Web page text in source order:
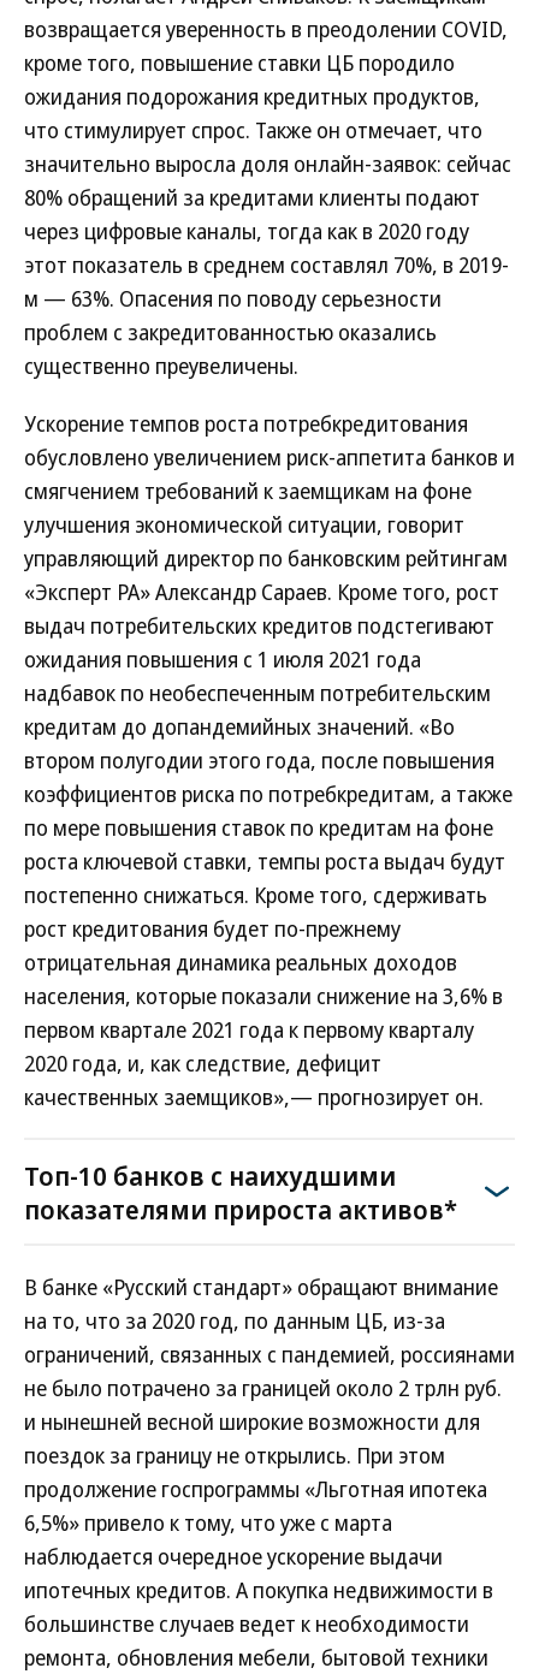
возвращается уверенность в преодолении COVID,
кроме того, повышение ставки ЦБ породило
ожидания подорожания кредитных продуктов,
что стимулирует спрос. Также он отмечает, что
значительно выросла доля онлайн-заявок: сейчас
80% обращений за кредитами клиенты подают
через цифровые каналы, тогда как в 2020 году
этот показатель в среднем составлял 70%, в 2019-
м — 63%. Опасения по поводу серьезности
проблем с закредитованностью оказались
существенно преувеличены.
Ускорение темпов роста потребкредитования
обусловлено увеличением риск-аппетита банков и
смягчением требований к заемщикам на фоне
улучшения экономической ситуации, говорит
управляющий директор по банковским рейтингам
«Эксперт РА» Александр Сараев. Кроме того, рост
выдач потребительских кредитов подстегивают
ожидания повышения с 1 июля 2021 года
надбавок по необеспеченным потребительским
кредитам до допандемийных значений. «Во
втором полугодии этого года, после повышения
коэффициентов риска по потребкредитам, а также
по мере повышения ставок по кредитам на фоне
роста ключевой ставки, темпы роста выдач будут
постепенно снижаться. Кроме того, сдерживать
рост кредитования будет по-прежнему
отрицательная динамика реальных доходов
населения, которые показали снижение на 3,6% в
первом квартале 2021 года к первому кварталу
2020 года, и, как следствие, дефицит
качественных заемщиков»,— прогнозирует он.
Топ-10 банков с наихудшими
показателями прироста активов*
В банке «Русский стандарт» обращают внимание
на то, что за 2020 год, по данным ЦБ, из-за
ограничений, связанных с пандемией, россиянами
не было потрачено за границей около 2 трлн руб.
и нынешней весной широкие возможности для
поездок за границу не открылись. При этом
продолжение госпрограммы «Льготная ипотека
6,5%» привело к тому, что уже с марта
наблюдается очередное ускорение выдачи
ипотечных кредитов. А покупка недвижимости в
большинстве случаев ведет к необходимости
ремонта, обновления мебели, бытовой техники